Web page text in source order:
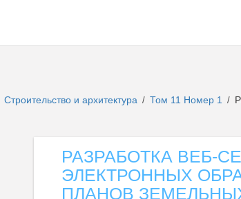
Строительство и архитектура / Том 11 Номер 1 /
РАЗРАБОТКА ВЕБ-
ЭЛЕКТРОННЫХ
ПЛАНОВ